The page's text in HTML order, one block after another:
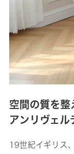
空間の質を整
アンリヴェル
19世紀イギリス